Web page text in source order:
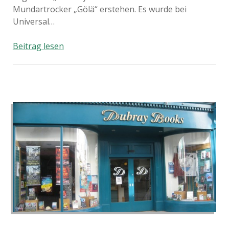
Mundartrocker „Gölä“ erstehen. Es wurde bei
Universal…
Beitrag lesenBellamy
Mermaid